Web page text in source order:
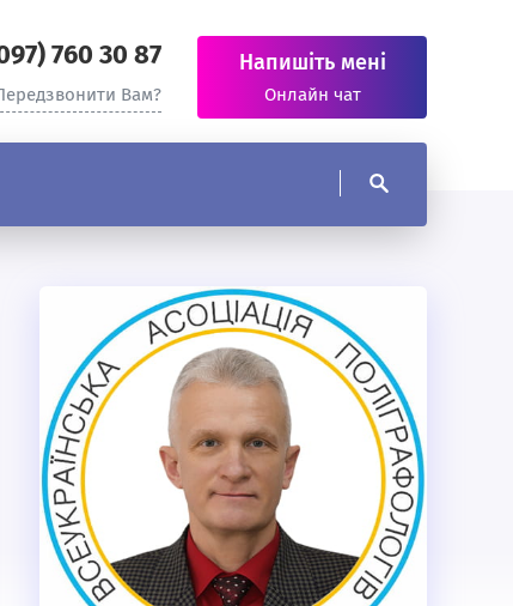
760 30 87
Вам?
Напишіть мені
Онлайн чат